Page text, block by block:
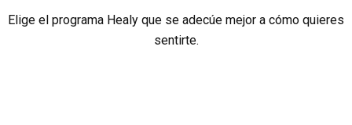
Elige el programa Healy que se adecúe mejor a cómo quieres
sentirte.